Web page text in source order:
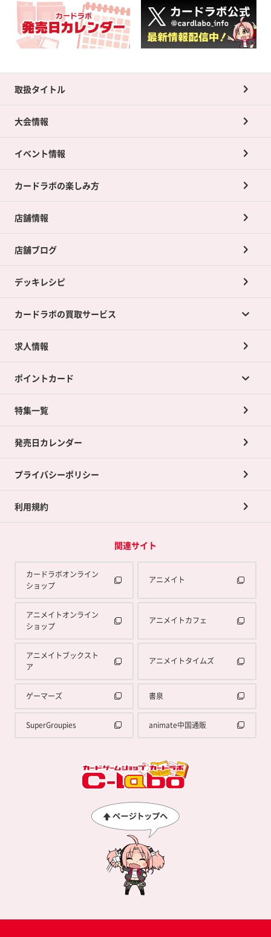
取扱タイトル
大会情報
イベント情報
カードラボの楽しみ方
店舗情報
店舗ブログ
デッキレシピ
カードラボの買取サービス
カードラボの買取サービスTOP
店舗買取について
ネット買取について
買取承諾書について
求人情報
ポイントカード
ポイントカードTOP
ポイント交換景品
特集一覧
発売日カレンダー
プライバシーポリシー
利用規約
関連サイト
カードラボオンライン
ショップ
アニメイト
アニメイトオンライン
ショップ
アニメイトカフェ
アニメイトブックスト
ア
アニメイトタイムズ
ゲーマーズ 書泉
SuperGroupies animate中国通販